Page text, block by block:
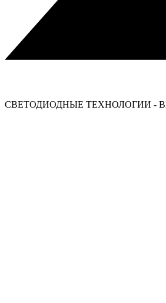
СВЕТОДИОДНЫЕ ТЕХНОЛОГИИ -